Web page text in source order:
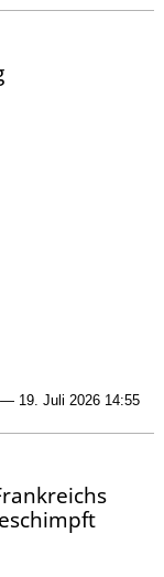
19. Juli 2026 14:55